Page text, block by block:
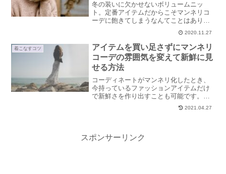
冬の装いに欠かせないボリュームニッ
ト。定番アイテムだからこそマンネリコ
ーデに飽きてしまうなんてことはありま
せんか？着太り問題もありますよね。着
まわし方とすっきり見せるための着こな
しのポイントをご紹介します。
2020.11.27
着こなすコツ
アイテムを買い足さずにマンネリ
コーデの雰囲気を変えて新鮮に見
せる方法
コーディネートがマンネリ化したとき、
今持っているファッションアイテムだけ
で新鮮さを作り出すことも可能です。新
しいアイテムを買う以外の方法でスタイ
リングの幅を広げ、マンネリコーデを新
2021.04.27
スポンサーリンク